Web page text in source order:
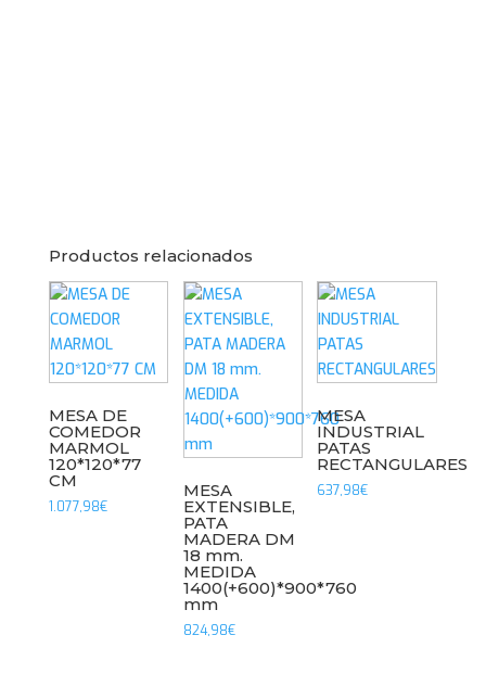
Productos relacionados
MESA DE
COMEDOR
MARMOL
120*120*77
CM
1.077,98€
MESA
EXTENSIBLE,
PATA
MADERA DM
18 mm.
MEDIDA
1400(+600)*900*760
mm
824,98€
MESA
INDUSTRIAL
PATAS
RECTANGULARES
637,98€